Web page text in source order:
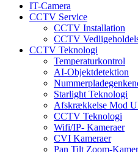
IT-Camera
CCTV Service
CCTV Installation
CCTV
CCTV Teknologi
Temperaturkontrol
AI-Objektdetektion
Starlight Teknologi
Afskrækkelse Mod
CCTV Teknologi
Wifi/IP- Kameraer
CVI Kameraer
Pan Tilt Zoom-